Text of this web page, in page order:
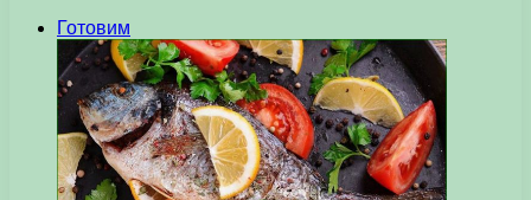
Готовим